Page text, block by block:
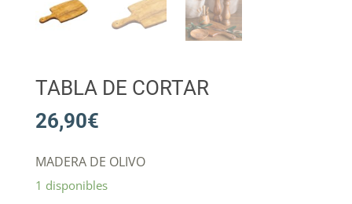
TABLA DE CORTAR
26,90€
MADERA DE OLIVO
1 disponibles